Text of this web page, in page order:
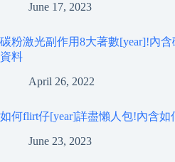
June 17, 2023
碳粉激光副作用8大著數[year]!內
資料
April 26, 2022
如何flirt仔[year]詳盡懶人包!內含
June 23, 2023